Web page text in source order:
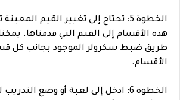
الخطوة 5: تحتاج إلى تغيير القيم
هذه الأقسام إلى القيم التي قدمناها.
طريق ضبط سكرولر الموجود بجانب كل
الأقسام.
الخطوة 6: ادخل إلى لعبة أو وضع